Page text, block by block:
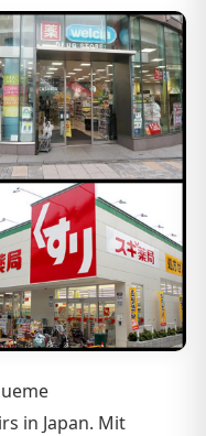
in Japan. Mit